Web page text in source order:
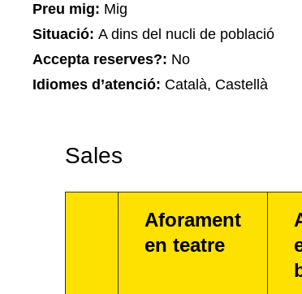
Preu mig: Mig
Situació: A dins del nucli de població
Accepta reserves?: No
Idiomes d’atenció: Català, Castellà
Sales
Aforament
en teatre